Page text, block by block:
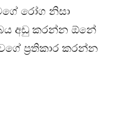
රෝග නිසා
අඩු කරන්න ඕනේ
ප්‍රතිකාර කරන්න